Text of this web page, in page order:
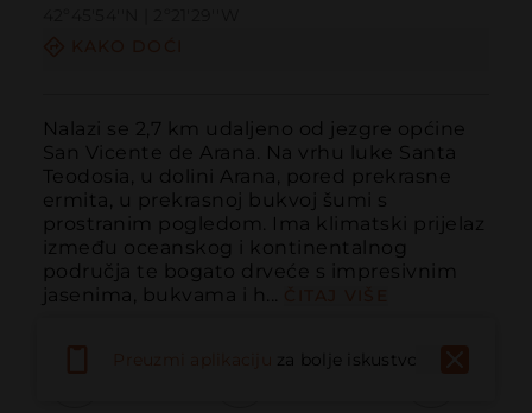
Nalazi se 2,7 km udaljeno od jezgre općine
San Vicente de Arana. Na vrhu luke Santa
Teodosia, u dolini Arana, pored prekrasne
ermita, u prekrasnoj bukvoj šumi s
prostranim pogledom. Ima klimatski prijelaz
između oceanskog i kontinentalnog
područja te bogato drveće s impresivnim
jasenima, bukvama i h...
za bolje iskustvo